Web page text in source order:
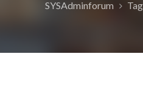
SYSAdminforum